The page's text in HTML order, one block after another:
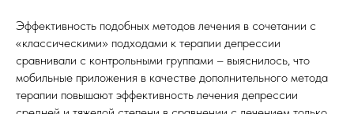
Эффективность подобных методов лечения в сочетании с
«классическими» подходами к терапии депрессии
сравнивали с контрольными группами – выяснилось, что
мобильные приложения в качестве дополнительного метода
терапии повышают эффективность лечения депрессии